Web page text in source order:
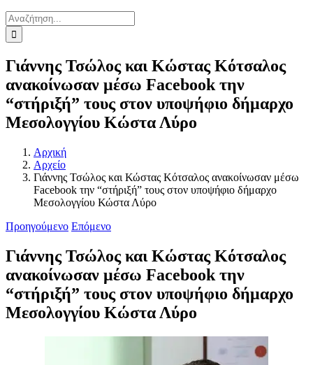
Αναζήτηση
για:
Γιάννης Τσώλος και Κώστας Κότσαλος
ανακοίνωσαν μέσω Facebook την
“στήριξή” τους στον υποψήφιο δήμαρχο
Μεσολογγίου Κώστα Λύρο
Αρχική
Αρχείο
Γιάννης Τσώλος και Κώστας Κότσαλος ανακοίνωσαν μέσω
Facebook την “στήριξή” τους στον υποψήφιο δήμαρχο
Μεσολογγίου Κώστα Λύρο
Προηγούμενο Επόμενο
Γιάννης Τσώλος και Κώστας Κότσαλος
ανακοίνωσαν μέσω Facebook την
“στήριξή” τους στον υποψήφιο δήμαρχο
Μεσολογγίου Κώστα Λύρο